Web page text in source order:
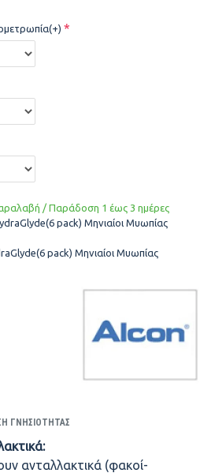
/ Παράδοση 1 έως 3 ημέρες
pack) Μηνιαίοι Μυωπίας
pack) Μηνιαίοι Μυωπίας
ΓΝΗΣΙΌΤΗΤΑΣ
ανταλλακτικά (φακοί-